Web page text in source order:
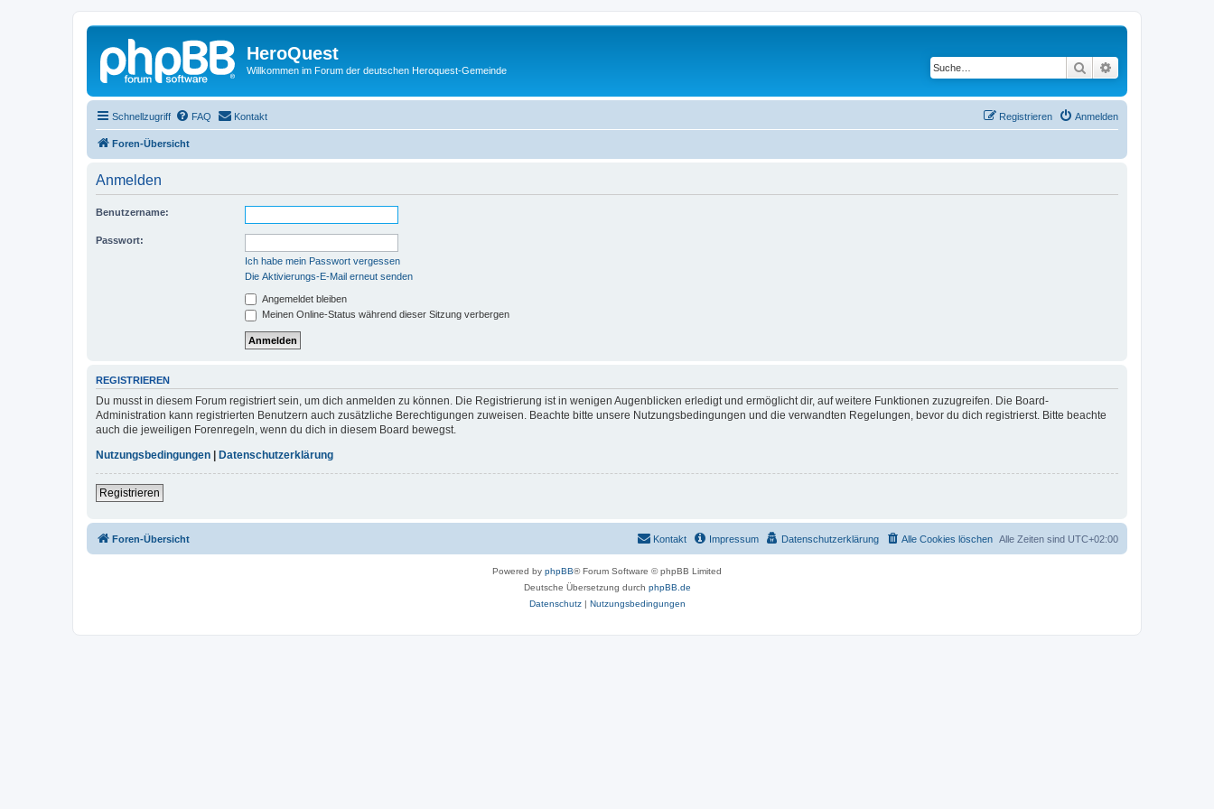
HeroQuest
Willkommen im Forum der deutschen Heroquest-Gemeinde Suche
Schnellzugriff FAQ Kontakt Anmelden
Registrieren
Foren-Übersicht
Anmelden
Benutzername:
Passwort:
Ich habe mein Passwort vergessen
Die Aktivierungs-E-Mail erneut senden
Angemeldet bleiben
Meinen Online-Status während dieser Sitzung verbergen
REGISTRIEREN
Du musst in diesem Forum registriert sein, um dich anmelden zu können. Die Registrierung ist in wenigen Augenblicken erledigt und ermöglicht dir, auf weitere Funktionen zuzugreifen. Die Board-
Administration kann registrierten Benutzern auch zusätzliche Berechtigungen zuweisen. Beachte bitte unsere Nutzungsbedingungen und die verwandten Regelungen, bevor du dich registrierst. Bitte beachte
auch die jeweiligen Forenregeln, wenn du dich in diesem Board bewegst.
Nutzungsbedingungen
Datenschutzerklärung
Registrieren
Foren-Übersicht Alle Zeiten sind UTC+02:00
Alle Cookies löschen
Datenschutzerklärung
Impressum
Kontakt
Powered by phpBB® Forum Software © phpBB Limited
Deutsche Übersetzung durch phpBB.de
Datenschutz| Nutzungsbedingungen